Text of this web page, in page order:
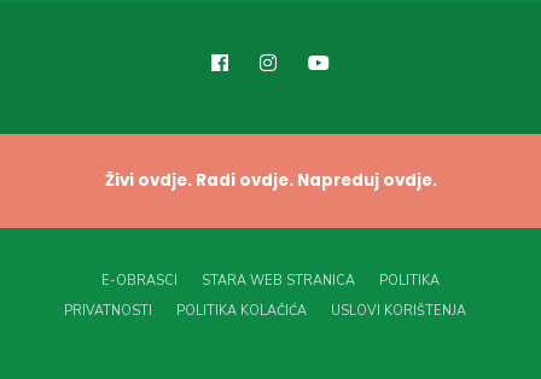
Živi ovdje. Radi ovdje. Napreduj ovdje.
E-OBRASCI STARA WEB STRANICA
POLITIKA
PRIVATNOSTI
POLITIKA KOLAČIĆA USLOVI KORIŠTENJA